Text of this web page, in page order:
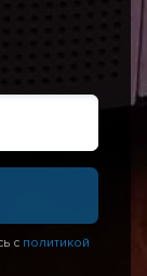
с политикой